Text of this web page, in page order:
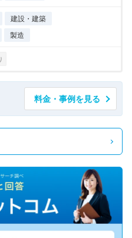
建設・建築
製造
料金・事例を見る